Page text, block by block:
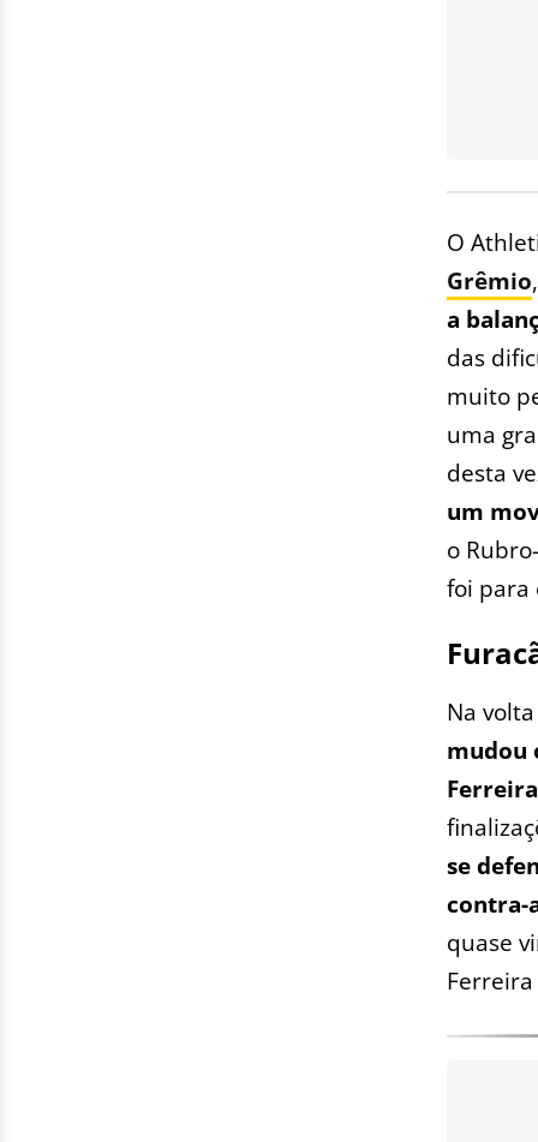
O
Grêmio
a
das
muito
uma
desta
um
o
foi para
Na
mudou
Ferreira
se
contra-
quase